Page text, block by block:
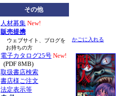
その他
人材募集 New!
販売提携
ウェブサイト、ブログを
お持ちの方
電子カタログ25号 New!
(PDF 8MB)
取扱書店検索
書店様ご注文
法定表示等
かごに入れる